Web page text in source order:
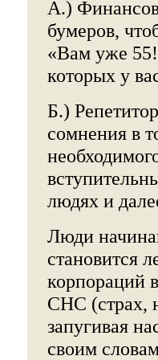
А.)
бумеров,
«Вам уже 55!
которых у
Б.)
сомнения в
людях и
Люди
становится
корпораций
СНС (страх,
запугивая
своим